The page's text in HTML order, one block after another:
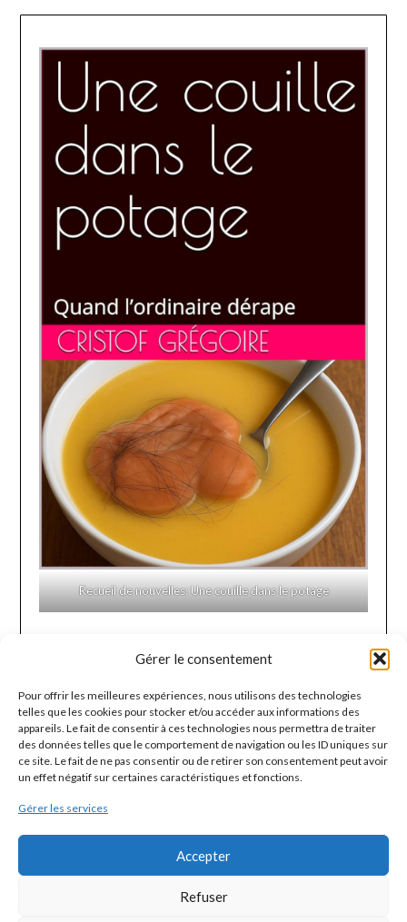
Gérer le consentement
Pour offrir les meilleures expériences, nous utilisons des technologies
telles que les cookies pour stocker et/ou accéder aux informations des
appareils. Le fait de consentir à ces technologies nous permettra de traiter
des données telles que le comportement de navigation ou les ID uniques sur
ce site. Le fait de ne pas consentir ou de retirer son consentement peut avoir
un effet négatif sur certaines caractéristiques et fonctions.
Gérer les services
Accepter
Refuser
Recueil de nouvelles: Une couille dans le potage
Page blanche
Ma Poubelle Histoire
Quatre murs font la paire
Rédemption